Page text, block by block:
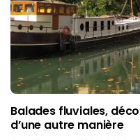
Balades fluviales,
d’une autre manière